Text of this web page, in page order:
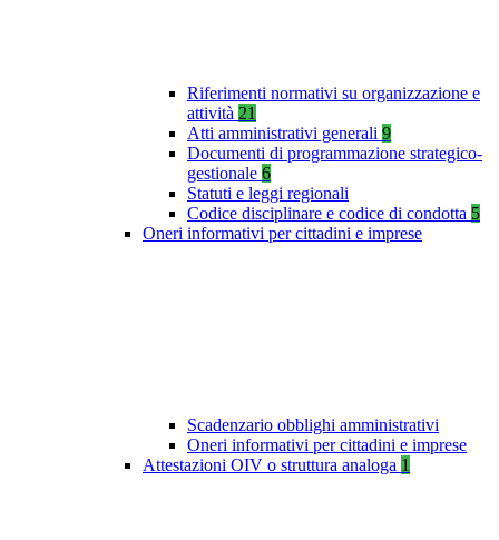
Riferimenti normativi su organizzazione e
attività 21
Atti amministrativi generali 9
Documenti di programmazione strategico-
gestionale 6
Statuti e leggi regionali
Codice disciplinare e codice di condotta 5
Oneri informativi per cittadini e imprese
Scadenzario obblighi amministrativi
Oneri informativi per cittadini e imprese
Attestazioni OIV o struttura analoga 1